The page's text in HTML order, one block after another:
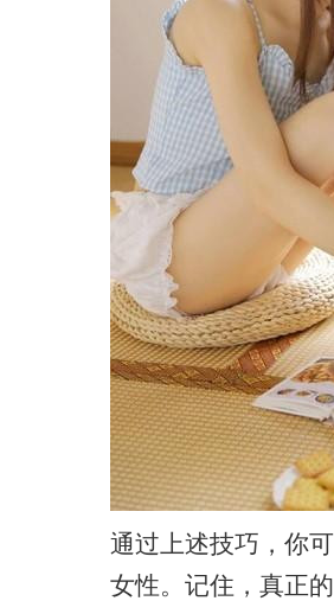
通过上述技巧，你
女性。记住，真正